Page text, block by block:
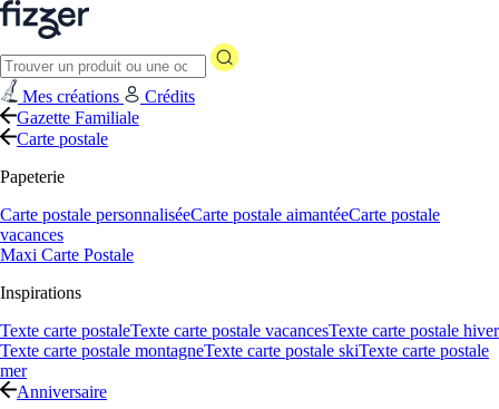
Mes créations
Crédits
Gazette Familiale
Carte postale
Papeterie
Carte postale personnaliséeCarte postale aimantéeCarte postale
vacances
Maxi Carte Postale
Inspirations
Texte carte postaleTexte carte postale vacancesTexte carte postale hiver
Texte carte postale montagneTexte carte postale skiTexte carte postale
mer
Anniversaire